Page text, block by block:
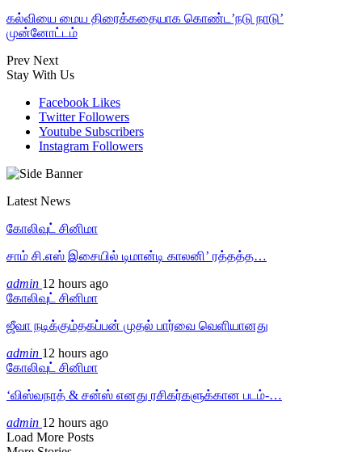
கல்வியை மைய திரைக்கதையாக கொண்ட’நடு நாடு’
முன்னோட்டம்
Prev Next
Stay With Us
Facebook Likes
Twitter Followers
Youtube Subscribers
Instagram Followers
Latest News
கோலிவுட் சினிமா
சாம் சி.எஸ் இசையில் டிமான்டி காலனி’ ரத்தத்த…
admin 12 hours ago
கோலிவுட் சினிமா
ஜீவா நடிக்கும்தகப்பன் முதல் பார்வை வெளியானது
admin 12 hours ago
கோலிவுட் சினிமா
‘விஸ்வநாத் & சன்ஸ் எனது ரசிகர்களுக்கான படம்-…
admin 12 hours ago
Load More Posts